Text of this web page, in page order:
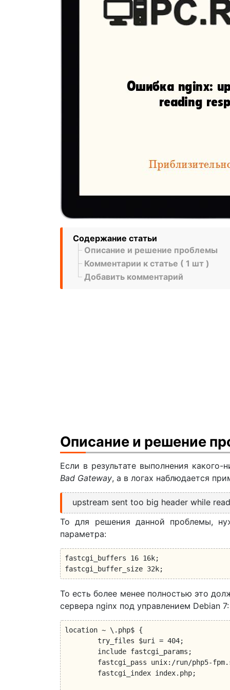
Содержание статьи
Описание и решение проблемы
Комментарии к статье ( 1 шт )
Добавить комментарий
Описание и решение
Если в результате выполнения
Bad Gateway, а в логах наблюдается
upstream sent too big header while
То для решения данной проблемы,
параметра:
fastcgi_buffers 16 16k;
fastcgi_buffer_size 32k;
То есть более менее полностью это
сервера nginx под управлением Debian 7:
location ~ \.php$ {